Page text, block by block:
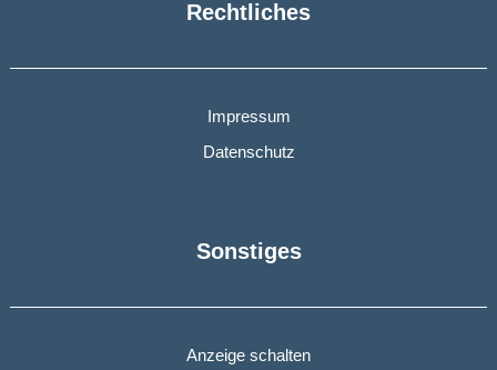
Rechtliches
Impressum
Datenschutz
Sonstiges
Anzeige schalten